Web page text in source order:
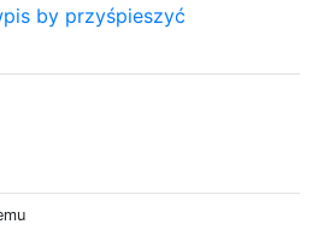
by przyśpieszyć